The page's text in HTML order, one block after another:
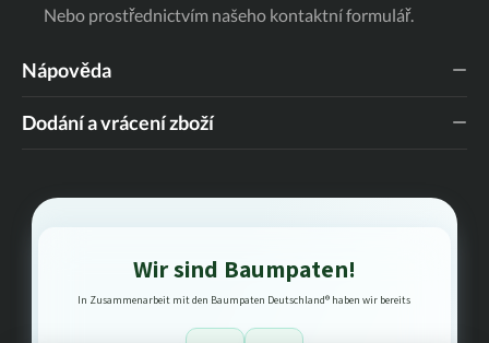
Nebo prostřednictvím našeho kontaktní formulář.
Nápověda
Dodání a vrácení zboží
Wir sind Baumpaten!
In Zusammenarbeit mit den Baumpaten Deutschland® haben wir bereits